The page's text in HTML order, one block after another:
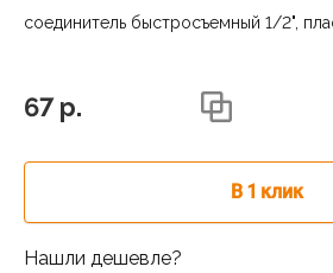
соединитель быстросъемный 1/2",
67 p.
В 1 клик
Нашли дешевле?